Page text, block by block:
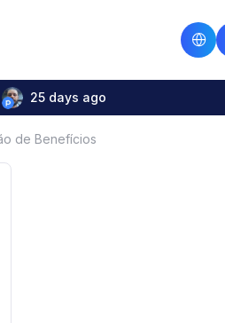
25 days ago
de Benefícios